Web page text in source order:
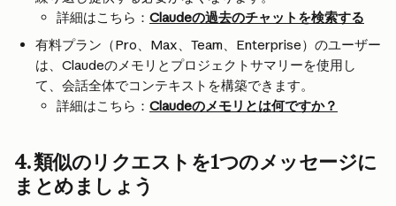
詳細はこちら： Claudeの過去のチャットを検索する
有料プラン（Pro、Max、Team、Enterprise）のユーザー
は、Claudeのメモリとプロジェクトサマリーを使用し
て、会話全体でコンテキストを構築できます。
詳細はこちら： Claudeのメモリとは何ですか？
4. 類似のリクエストを1つのメッセージに
まとめましょう